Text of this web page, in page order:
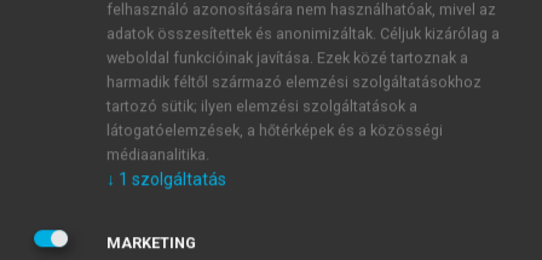
Tartalomgenerálás
Megállapítottuk, hogy az MI a következő tartalmak
generálására képes:
felhasználó azonosítására nem használhatóak, mivel az
adatok összesítettek és anonimizáltak. Céljuk kizárólag a
weboldal funkcióinak javítása. Ezek közé tartoznak a
harmadik féltől származó elemzési szolgáltatásokhoz
tartozó sütik; ilyen elemzési szolgáltatások a
látogatóelemzések, a hőtérképek és a közösségi
médiaanalitika.
↓ 1 szolgáltatás
MARKETING